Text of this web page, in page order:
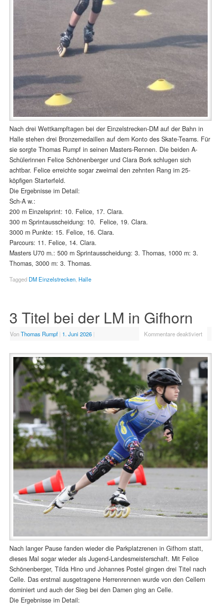
Nach drei Wettkampftagen bei der Einzelstrecken-DM auf der Bahn in
Halle stehen drei Bronzemedaillen auf dem Konto des Skate-Teams. Für
sie sorgte Thomas Rumpf in seinen Masters-Rennen. Die beiden A-
Schülerinnen Felice Schönenberger und Clara Bork schlugen sich
achtbar. Felice erreichte sogar zweimal den zehnten Rang im 25-
köpfigen Starterfeld.
Die Ergebnisse im Detail:
Sch-A w.:
200 m Einzelsprint: 10. Felice, 17. Clara.
300 m Sprintausscheidung: 10. Felice, 19. Clara.
3000 m Punkte: 15. Felice, 16. Clara.
Parcours: 11. Felice, 14. Clara.
Masters U70 m.: 500 m Sprintausscheidung: 3. Thomas, 1000 m: 3.
Thomas, 3000 m: 3. Thomas.
Tagged DM Einzelstrecken, Halle
3 Titel bei der LM in Gifhorn
VonThomas Rumpf | 1. Juni 2026 | Kommentare deaktiviert
Nach langer Pause fanden wieder die Parkplatzrenen in Gifhorn statt,
dieses Mal sogar wieder als Jugend-Landesmeisterschaft. Mit Felice
Schönenberger, Tilda Hino und Johannes Postel gingen drei Titel nach
Celle. Das erstmal ausgetragene Herrenrennen wurde von den Cellern
dominiert und auch der Sieg bei den Damen ging an Celle.
Die Ergebnisse im Detail: